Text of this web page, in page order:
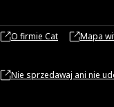
O firmie Cat Mapa
Nie sprzedawaj ani nie